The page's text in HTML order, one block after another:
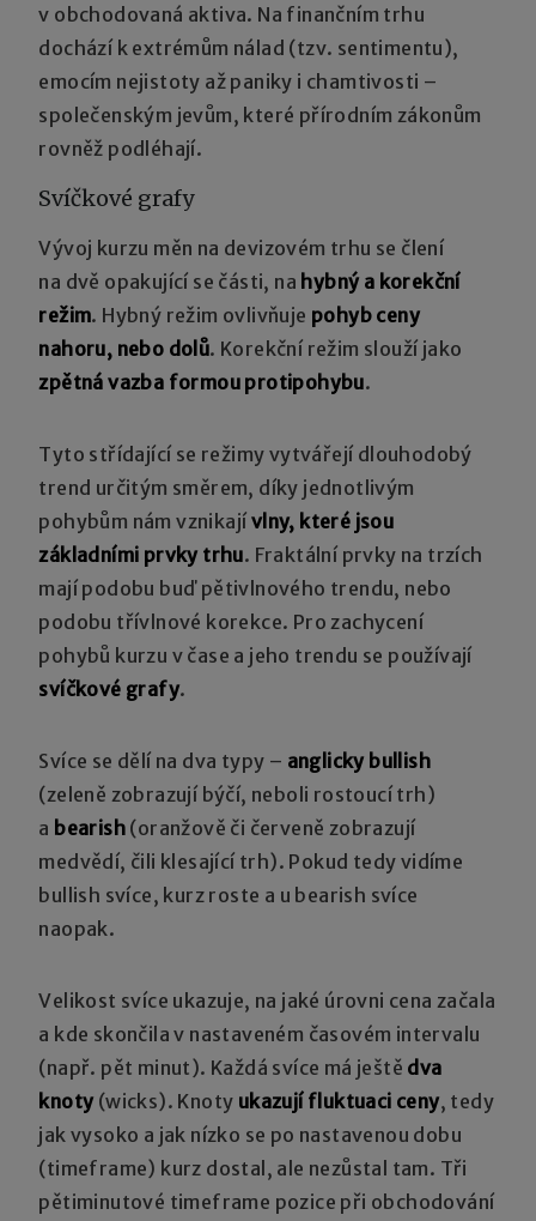
v obchodovaná aktiva. Na finančním trhu
dochází k extrémům nálad (tzv. sentimentu),
emocím nejistoty až paniky i chamtivosti –
společenským jevům, které přírodním zákonům
rovněž podléhají.
Svíčkové grafy
Vývoj kurzu měn na devizovém trhu se člení
na dvě opakující se části, na hybný a korekční
režim. Hybný režim ovlivňuje pohyb ceny
nahoru, nebo dolů. Korekční režim slouží jako
zpětná vazba formou protipohybu.
Tyto střídající se režimy vytvářejí dlouhodobý
trend určitým směrem, díky jednotlivým
pohybům nám vznikají vlny, které jsou
základními prvky trhu. Fraktální prvky na trzích
mají podobu buď pětivlnového trendu, nebo
podobu třívlnové korekce. Pro zachycení
pohybů kurzu v čase a jeho trendu se používají
svíčkové grafy.
Svíce se dělí na dva typy – anglicky bullish
(zeleně zobrazují býčí, neboli rostoucí trh)
a bearish (oranžově či červeně zobrazují
medvědí, čili klesající trh). Pokud tedy vidíme
bullish svíce, kurz roste a u bearish svíce
naopak.
Velikost svíce ukazuje, na jaké úrovni cena začala
a kde skončila v nastaveném časovém intervalu
(např. pět minut). Každá svíce má ještě dva
knoty(wicks). Knoty ukazují fluktuaci ceny, tedy
jak vysoko a jak nízko se po nastavenou dobu
(timeframe) kurz dostal, ale nezůstal tam. Tři
pětiminutové timeframe pozice při obchodování